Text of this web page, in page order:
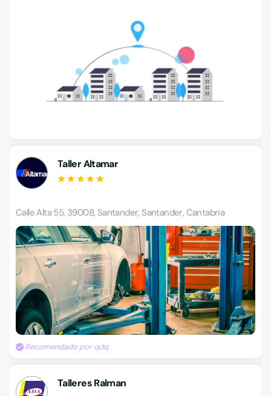
Taller Altamar
Calle Alta 55, 39008, Santander, Santander, Cantabria
Recomendado por qdq
Talleres Ralman